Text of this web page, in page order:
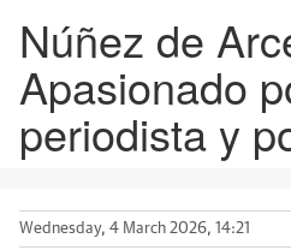
Núñez de
Apasionado
periodista y
Wednesday, 4 March 2026, 14:21